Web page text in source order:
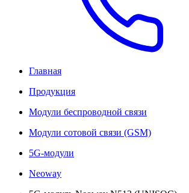
Главная
Продукция
Модули беспроводной связи
Модули сотовой связи (GSM)
5G-модули
Neoway